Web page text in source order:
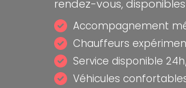
rendez-vous,
Accompagnement
Chauffeurs
Service disponible
Véhicules